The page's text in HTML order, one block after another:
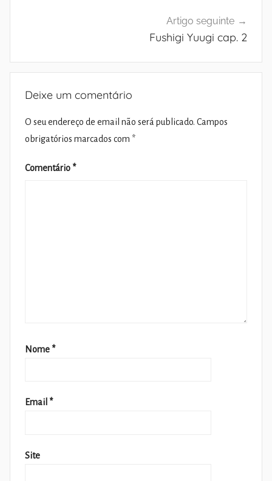
Artigo seguinte
Fushigi Yuugi cap. 2
Deixe um comentário
O seu endereço de email não será publicado. Campos
obrigatórios marcados com *
Comentário *
Nome *
Email *
Site